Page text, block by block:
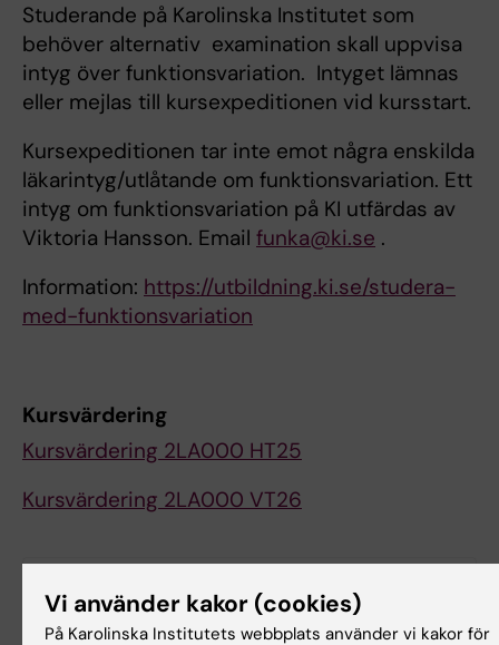
Studerande på Karolinska Institutet som
behöver alternativ examination skall uppvisa
intyg över funktionsvariation. Intyget lämnas
eller mejlas till kursexpeditionen vid kursstart.
Kursexpeditionen tar inte emot några enskilda
läkarintyg/utlåtande om funktionsvariation. Ett
intyg om funktionsvariation på KI utfärdas av
Viktoria Hansson. Email funka@ki.se .
Information: https://utbildning.ki.se/studera-
med-funktionsvariation
Kursvärdering
Kursvärdering 2LA000 HT25
Kursvärdering 2LA000 VT26
Kursanalys
Vi använder kakor (cookies)
På Karolinska Institutets webbplats använder vi kakor för